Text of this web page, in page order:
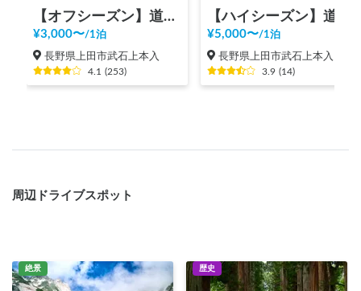
【オフシーズン】道の駅 美ヶ原高原
¥3,000〜/1泊
長野県上田市武石上本入
4.1 (253)
¥5,000〜/1泊
長野県上田市武石上本入
3.9 (14)
周辺ドライブスポット
絶景 歴史